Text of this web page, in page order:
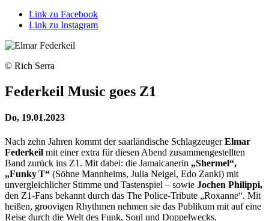
Link zu Facebook
Link zu Instagram
© Rich Serra
Federkeil Music goes Z1
Do, 19.01.2023
Nach zehn Jahren kommt der saar­ländische Schlag­zeugerElmar
Federkeil mit einer extra für diesen Abend zusammen­gestellten
Band zurück ins Z1. Mit dabei: die Jamaicanerin „Shermel“,
„Funky T“ (Söhne Mannheims, Julia Neigel, Edo Zanki) mit
unvergleichlicher Stimme und Tastenspiel – sowie Jochen Philippi,
den Z1-Fans bekannt durch das The Police-Tribute „Roxanne“. Mit
heißen, groovigen Rhythmen nehmen sie das Publikum mit auf eine
Reise durch die Welt des Funk, Soul und Doppelwecks.